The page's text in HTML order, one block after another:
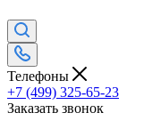
Телефоны
+7 (499) 325-65-23
Заказать звонок